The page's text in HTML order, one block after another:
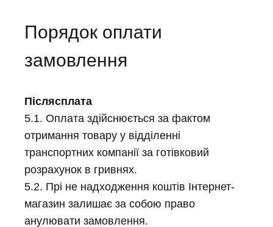
Порядок оплати
замовлення
Післясплата
5.1. Оплата здійснюється за фактом
отримання товару у відділенні
транспортних компанії за готівковий
розрахунок в гривнях.
5.2. Прі не надходження коштів Інтернет-
магазин залишає за собою право
анулювати замовлення.